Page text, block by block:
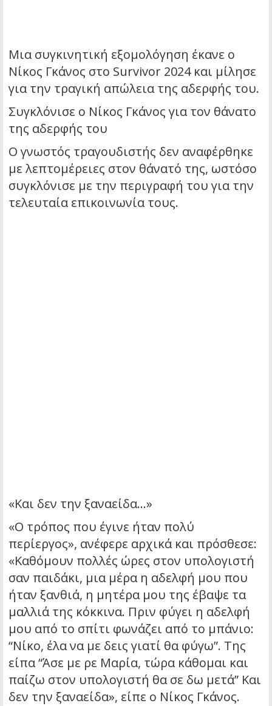
Μια συγκινητική εξομολόγηση έκανε ο
Νίκος Γκάνος στο Survivor 2024 και μίλησε
για την τραγική απώλεια της αδερφής του.
Συγκλόνισε ο Νίκος Γκάνος για τον θάνατο
της αδερφής του
Ο γνωστός τραγουδιστής δεν αναφέρθηκε
με λεπτομέρειες στον θάνατό της, ωστόσο
συγκλόνισε με την περιγραφή του για την
τελευταία επικοινωνία τους.
«Και δεν την ξαναείδα…»
«Ο τρόπος που έγινε ήταν πολύ
περίεργος», ανέφερε αρχικά και πρόσθεσε:
«Καθόμουν πολλές ώρες στον υπολογιστή
σαν παιδάκι, μια μέρα η αδελφή μου που
ήταν ξανθιά, η μητέρα μου της έβαψε τα
μαλλιά της κόκκινα. Πριν φύγει η αδελφή
μου από το σπίτι φωνάζει από το μπάνιο:
“Νίκο, έλα να με δεις γιατί θα φύγω”. Της
είπα “Άσε με ρε Μαρία, τώρα κάθομαι και
παίζω στον υπολογιστή θα σε δω μετά” Και
δεν την ξαναείδα», είπε ο Νίκος Γκάνος.